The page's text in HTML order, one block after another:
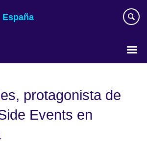
España
protagonista de
Events en